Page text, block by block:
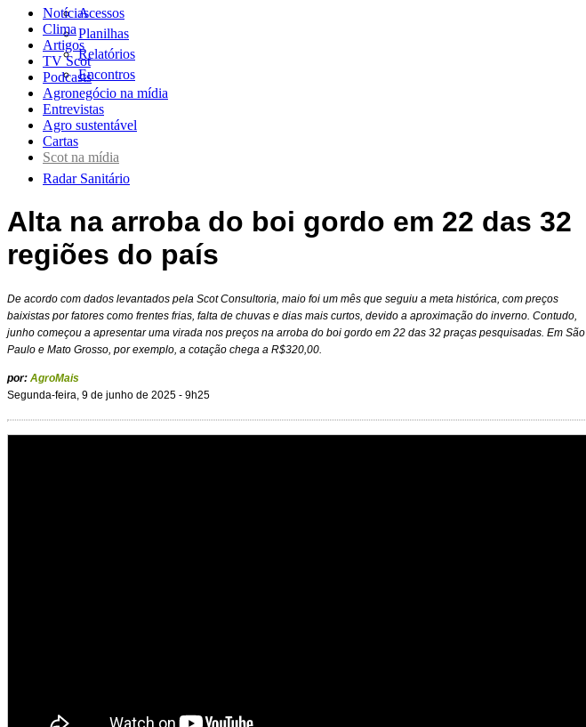
Acessos
Planilhas
Relatórios
Encontros
Notícias
Clima
Artigos
TV Scot
Podcasts
Agronegócio na mídia
Entrevistas
Agro sustentável
Cartas
Scot na mídia
Radar Sanitário
Alta na arroba do boi gordo em 22 das 32
regiões do país
De acordo com dados levantados pela Scot Consultoria, maio foi um mês que seguiu a meta histórica, com preços
baixistas por fatores como frentes frias, falta de chuvas e dias mais curtos, devido a aproximação do inverno. Contudo,
junho começou a apresentar uma virada nos preços na arroba do boi gordo em 22 das 32 praças pesquisadas. Em São
Paulo e Mato Grosso, por exemplo, a cotação chega a R$320,00.
por: AgroMais
Segunda-feira, 9 de junho de 2025 - 9h25